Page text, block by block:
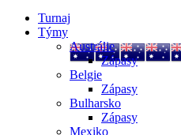
Turnaj
Týmy
Austrálie
Zápasy
Belgie
Zápasy
Bulharsko
Zápasy
Mexiko